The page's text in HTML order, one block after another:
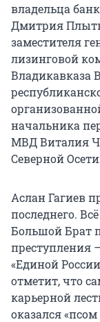
владельца
Дмитрия
заместителя
лизинговой
Владикавказа
начальника
МВД Виталия
Северной
Аслан Гагиев
последнего.
Большой Брат
преступления
«Единой
отметит, что
карьерной
оказался